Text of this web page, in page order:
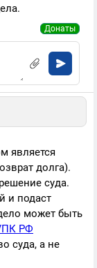
Донаты
является
долга).
суда.
и подаст
может быть
РФ
суда, а не